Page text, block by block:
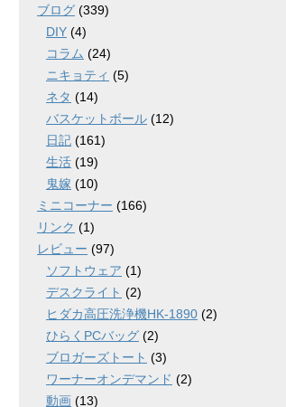
ブログ (339)
DIY (4)
コラム (24)
ニキョティ (5)
ネタ (14)
バスケットボール (12)
日記 (161)
生活 (19)
鬼嫁 (10)
ミニコーナー (166)
リンク (1)
レビュー (97)
ソフトウェア (1)
デスクライト (2)
ヒダカ高圧洗浄機HK-1890 (2)
ひらくPCバッグ (2)
ブロガーズトート (3)
ワーナーオンデマンド (2)
動画 (13)